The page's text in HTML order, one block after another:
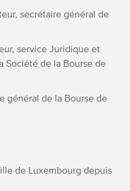
secrétaire général de
service Juridique et
Société de la Bourse de
général de la Bourse de
de Luxembourg depuis